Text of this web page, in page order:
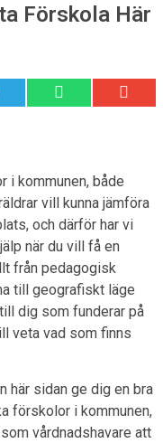
Förskola Här
i kommunen, både
vill kunna jämföra
och därför har vi
när du vill få en
från pedagogisk
till geografiskt läge
dig som funderar på
veta vad som finns
här sidan ge dig en bra
förskolor i kommunen,
vårdnadshavare att